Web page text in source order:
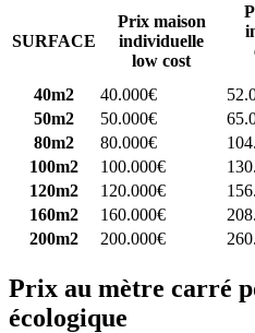
SURFACE
Prix maison
individuelle
low cost
40m2
40.000€
50m2
50.000€
80m2
80.000€
100m2
100.000€
120m2
120.000€
160m2
160.000€
200m2
200.000€
Prix au mètre carré
écologique